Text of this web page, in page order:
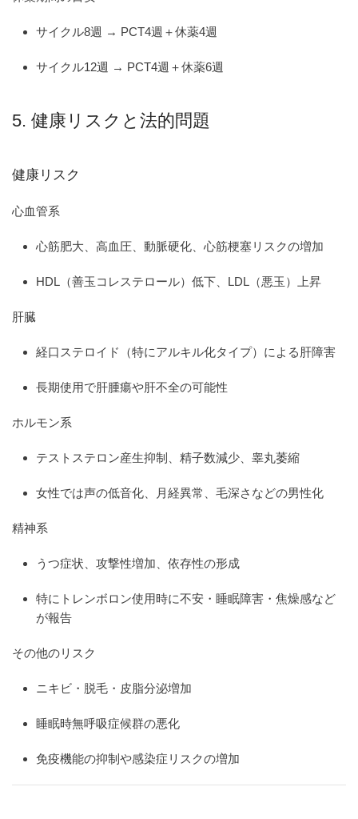
サイクル8週 → PCT4週＋休薬4週
サイクル12週 → PCT4週＋休薬6週
5. 健康リスクと法的問題
健康リスク
心血管系
心筋肥大、高血圧、動脈硬化、心筋梗塞リスクの増加
HDL（善玉コレステロール）低下、LDL（悪玉）上昇
肝臓
経口ステロイド（特にアルキル化タイプ）による肝障害
長期使用で肝腫瘍や肝不全の可能性
ホルモン系
テストステロン産生抑制、精子数減少、睾丸萎縮
女性では声の低音化、月経異常、毛深さなどの男性化
精神系
うつ症状、攻撃性増加、依存性の形成
特にトレンボロン使用時に不安・睡眠障害・焦燥感など
が報告
その他のリスク
ニキビ・脱毛・皮脂分泌増加
睡眠時無呼吸症候群の悪化
免疫機能の抑制や感染症リスクの増加